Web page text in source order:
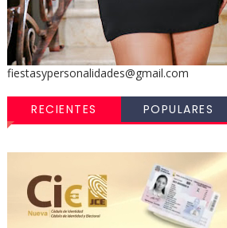
fiestasypersonalidades@gmail.com
RECIENTES POPULARES